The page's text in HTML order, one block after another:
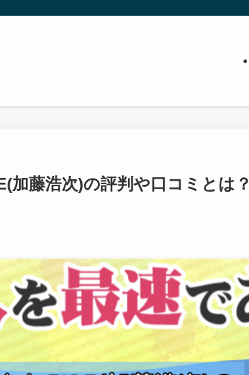
加藤浩次)の評判や口コミとは？